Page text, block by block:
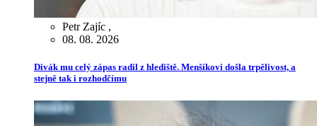
Petr Zajíc ,
08. 08. 2026
Divák mu celý zápas radil z hlediště. Menšíkovi došla trpělivost, a
stejně tak i rozhodčímu